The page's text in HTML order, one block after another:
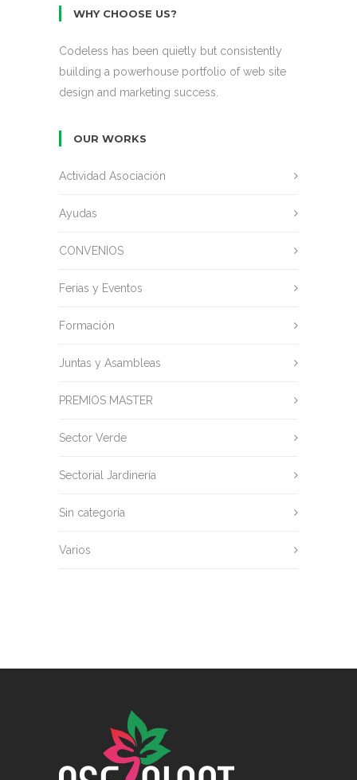
WHY CHOOSE US?
Codeless has been quietly but consistently
building a powerhouse portfolio of web site
design and marketing success.
OUR WORKS
Actividad Asociación
Ayudas
CONVENIOS
Ferias y Eventos
Formación
Juntas y Asambleas
PREMIOS MASTER
Sector Verde
Sectorial Jardinería
Sin categoría
Varios